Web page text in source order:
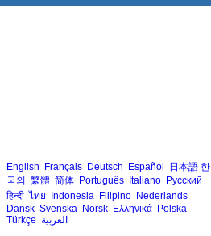
English Français Deutsch Español 日本語 한
국의 繁體 简体 Português Italiano Русский
हिन्दी ไทย Indonesia Filipino Nederlands
Dansk Svenska Norsk Ελληνικά Polska
Türkçe العربية